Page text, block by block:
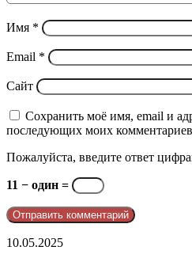
Имя *
Email *
Сайт
Сохранить моё имя, email и
последующих моих
Пожалуйста, введите ответ
11 − один =
telegram
10.05.2025